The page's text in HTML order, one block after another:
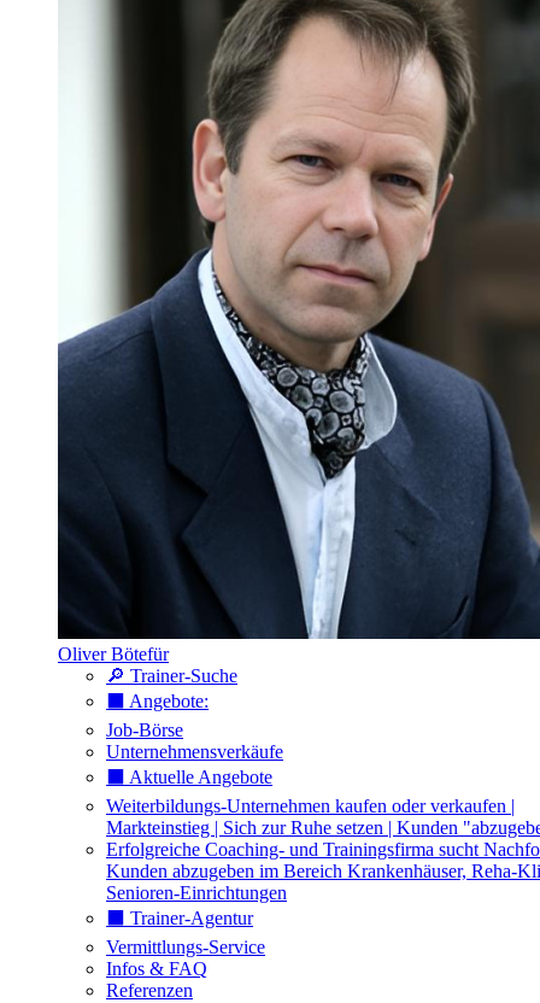
Oliver Bötefür
🔎 Trainer-Suche
⬛️ Angebote:
Job-Börse
Unternehmensverkäufe
⬛️ Aktuelle Angebote
Weiterbildungs-Unternehmen kaufen oder verkaufen |
Markteinstieg | Sich zur Ruhe setzen | Kunden
Erfolgreiche Coaching- und Trainingsfirma sucht
Kunden abzugeben im Bereich Krankenhäuser, Reha-
Senioren-Einrichtungen
⬛️ Trainer-Agentur
Vermittlungs-Service
Infos & FAQ
Referenzen